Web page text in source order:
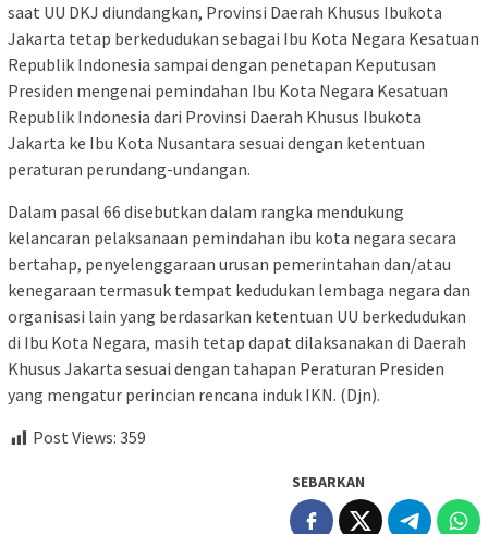
saat UU DKJ diundangkan, Provinsi Daerah Khusus Ibukota
Jakarta tetap berkedudukan sebagai Ibu Kota Negara Kesatuan
Republik Indonesia sampai dengan penetapan Keputusan
Presiden mengenai pemindahan Ibu Kota Negara Kesatuan
Republik Indonesia dari Provinsi Daerah Khusus Ibukota
Jakarta ke Ibu Kota Nusantara sesuai dengan ketentuan
peraturan perundang-undangan.
Dalam pasal 66 disebutkan dalam rangka mendukung
kelancaran pelaksanaan pemindahan ibu kota negara secara
bertahap, penyelenggaraan urusan pemerintahan dan/atau
kenegaraan termasuk tempat kedudukan lembaga negara dan
organisasi lain yang berdasarkan ketentuan UU berkedudukan
di Ibu Kota Negara, masih tetap dapat dilaksanakan di Daerah
Khusus Jakarta sesuai dengan tahapan Peraturan Presiden
yang mengatur perincian rencana induk IKN. (Djn).
Post Views: 359
SEBARKAN